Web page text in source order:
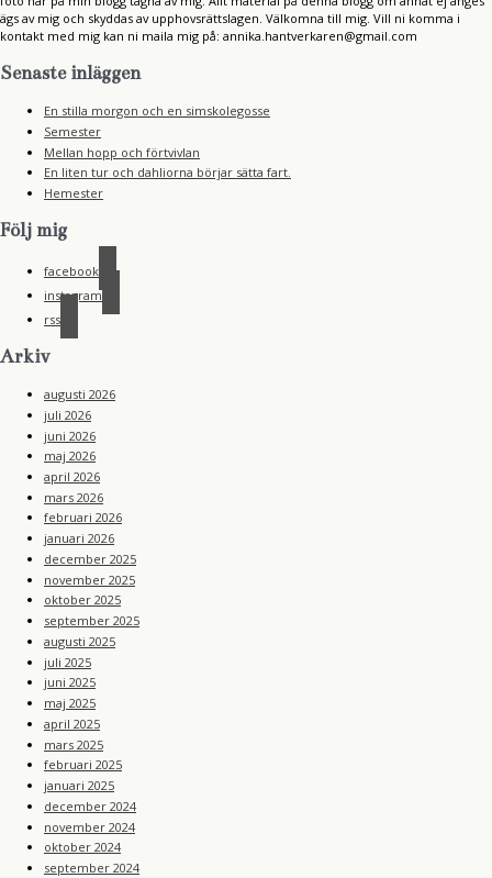
ägs av mig och skyddas av upphovsrättslagen. Välkomna till mig. Vill ni komma i
kontakt med mig kan ni maila mig på: annika.hantverkaren@gmail.com
Senaste inläggen
En stilla morgon och en simskolegosse
Semester
Mellan hopp och förtvivlan
En liten tur och dahliorna börjar sätta fart.
Hemester
Följ mig
facebook
instagram
rss
Arkiv
augusti 2026
juli 2026
juni 2026
maj 2026
april 2026
mars 2026
februari 2026
januari 2026
december 2025
november 2025
oktober 2025
september 2025
augusti 2025
juli 2025
juni 2025
maj 2025
april 2025
mars 2025
februari 2025
januari 2025
december 2024
november 2024
oktober 2024
september 2024